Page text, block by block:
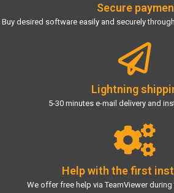
Secure
Buy desired software easily and securely
Lightning
5-30 minutes e-mail delivery and
Help with the first
We offer free help via TeamViewer